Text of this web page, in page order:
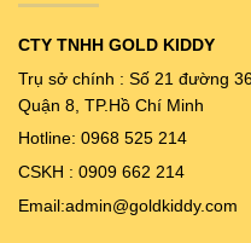
CTY TNHH GOLD KIDDY
Trụ sở chính : Số 21 đường
Quận 8, TP.Hồ Chí Minh
Hotline: 0968 525 214
CSKH : 0909 662 214
Email:admin@goldkiddy.com